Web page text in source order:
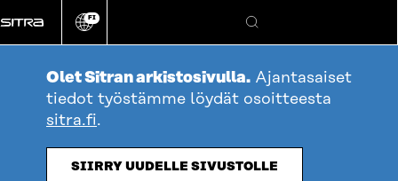
suoraan
sisältöön
Vaihda
kieli
FI
Hae
Olet Sitran arkistosivulla. Ajantasaiset
tiedot työstämme löydät osoitteesta
sitra.fi.
SIIRRY UUDELLE SIVUSTOLLE